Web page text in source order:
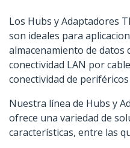
Los Hubs y Adaptadores
son ideales para
almacenamiento de datos
conectividad LAN por
conectividad de
Nuestra línea de Hubs y
ofrece una variedad de
características, entre las